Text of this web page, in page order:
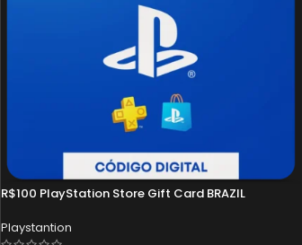
R$100 PlayStation Store Gift Card BRAZIL
Playstantion